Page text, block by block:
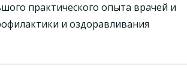
практического опыта врачей и
и оздоравливания